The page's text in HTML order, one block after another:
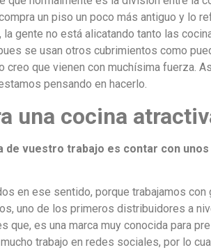
un piso un poco más antiguo y lo
gente no está alicatando tanto las
se usan otros cubrimientos como
que vienen con muchísima fuerza.
pensando en hacerlo.
una cocina
de vuestro trabajo es contar con
en ese sentido, porque trabajamos con
uno de los primeros distribuidores a
que, es una marca muy conocida para
trabajo en redes sociales, por lo